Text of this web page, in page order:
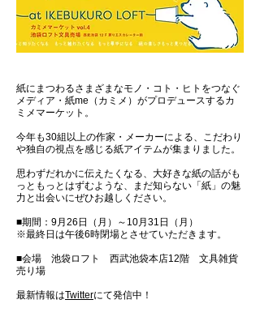
紙にまつわるさまざまなモノ・コト・ヒトをつなぐ
メディア・紙me（カミメ）がプロデュースするカ
ミメマーケット。
今年も30組以上の作家・メーカーによる、こだわり
や独自の視点を感じる紙アイテムが集まりました。
思わずだれかに伝えたくなる、大好きな紙の話がも
っともっとはずむような、まだ知らない「紙」の魅
力と出会いにぜひお越しください。
■期間：9月26日（月）～10月31日（月）
※最終日は午後6時閉場とさせていただきます。
■会場 池袋ロフト 西武池袋本店12階 文具雑貨
売り場
​最新情報はTwitterにて発信中！​